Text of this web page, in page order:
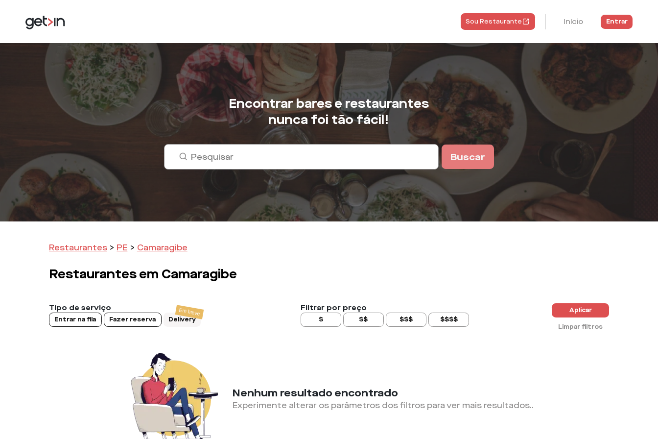
Sou Restaurante Início Entrar
Encontrar bares e restaurantes
nunca foi tão fácil!
Buscar
Restaurantes > PE > Camaragibe
Restaurantes em Camaragibe
Tipo de serviço
Entrar na fila Fazer reserva Delivery
Filtrar por preço
$ $$ $$$ $$$$
Aplicar
Limpar filtros
Nenhum resultado encontrado
Experimente alterar os parâmetros dos filtros para ver mais resultados..